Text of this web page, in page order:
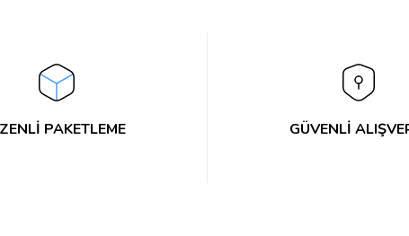
PAKETLEME GÜVENLİ